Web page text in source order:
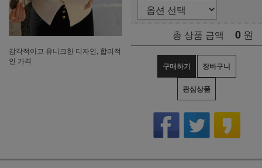
감각적이고 유니크한 디자인, 합리적
인 가격
총 상품 금액 0 원
구매하기 장바구니
관심상품